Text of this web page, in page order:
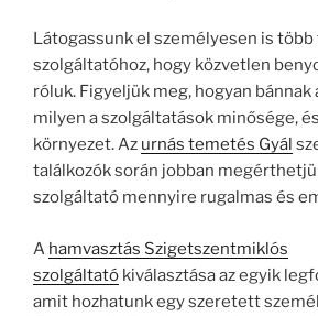
Látogassunk el személyesen is
szolgáltatóhoz, hogy közvetlen
róluk. Figyeljük meg, hogyan bánnak
milyen a szolgáltatások minősége,
környezet. Az urnás temetés Gyál
találkozók során jobban
szolgáltató mennyire rugalmas és
A hamvasztás Szigetszentmiklós
szolgáltató kiválasztása az egyik
amit hozhatunk egy szeretett